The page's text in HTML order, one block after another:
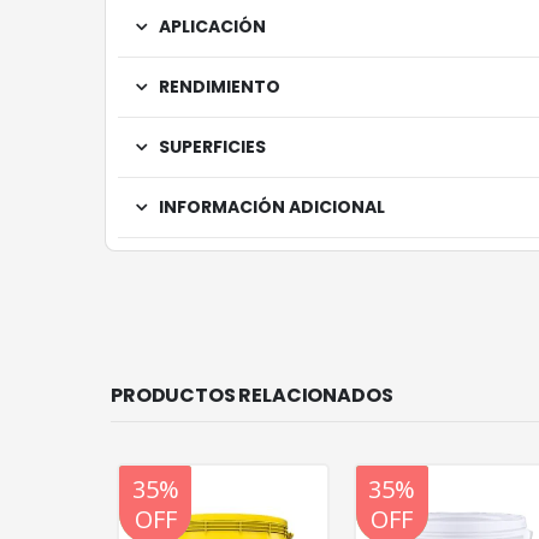
APLICACIÓN
RENDIMIENTO
SUPERFICIES
INFORMACIÓN ADICIONAL
PRODUCTOS RELACIONADOS
20%
OFF
35%
OFF
20%
OFF
35%
OFF